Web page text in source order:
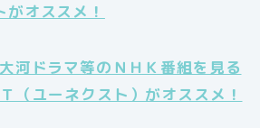
オススメ！
河ドラマ等のＮＨＫ番組を見る
（ユーネクスト）がオススメ！